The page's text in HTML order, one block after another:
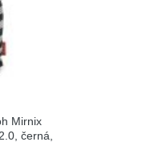
Mirnix
černá,